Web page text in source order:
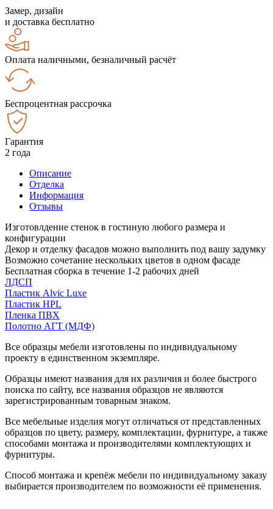
Замер, дизайн
и доставка бесплатно
Оплата наличными, безналичный расчёт
Беспроцентная рассрочка
Гарантия
2 года
Описание
Отделка
Информация
Отзывы
Изготовлдение стенок в гостиную любого размера и
конфигурации
Декор и отделку фасадов можно выполнить под вашу задумку
Возможно сочетание нескольких цветов в одном фасаде
Бесплатная сборка в течение 1-2 рабочих дней
ЛДСП
Пластик Alvic Luxe
Пластик HPL
Пленка ПВХ
Полотно АГТ (МДФ)
Все образцы мебели изготовлены по индивидуальному
проекту в единственном экземпляре.
Образцы имеют названия для их различия и более быстрого
поиска по сайту, все названия образцов не являются
зарегистрированным товарным знаком.
Все мебельные изделия могут отличаться от представленных
образцов по цвету, размеру, комплектации, фурнитуре, а также
способами монтажа и производителями комплектующих и
фурнитуры.
Способ монтажа и крепёж мебели по индивидуальному заказу
выбирается производителем по возможности её применения.